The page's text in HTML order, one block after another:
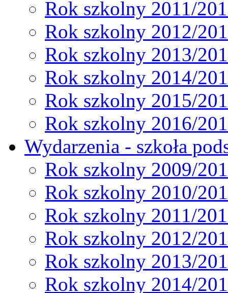
Rok szkolny 2011/
Rok szkolny 2012/
Rok szkolny 2013/
Rok szkolny 2014/
Rok szkolny 2015/
Rok szkolny 2016/
Wydarzenia - szkoła
Rok szkolny 2009/
Rok szkolny 2010/
Rok szkolny 2011/
Rok szkolny 2012/
Rok szkolny 2013/
Rok szkolny 2014/